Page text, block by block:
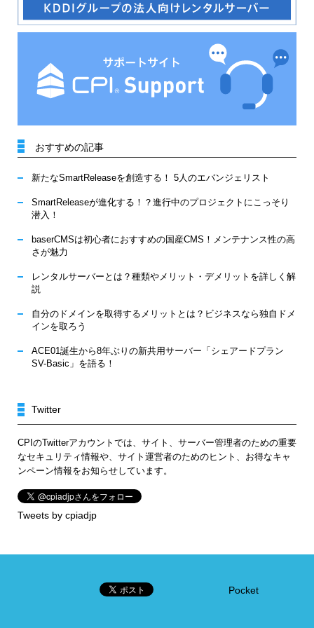
おすすめの記事
新たなSmartReleaseを創造する！ 5人のエバンジェリスト
SmartReleaseが進化する！？進行中のプロジェクトにこっそり
潜入！
baserCMSは初心者におすすめの国産CMS！メンテナンス性の高
さが魅力
レンタルサーバーとは？種類やメリット・デメリットを詳しく解
説
自分のドメインを取得するメリットとは？ビジネスなら独自ドメ
インを取ろう
ACE01誕生から8年ぶりの新共用サーバー「シェアードプラン
SV-Basic」を語る！
Twitter
CPIのTwitterアカウントでは、サイト、サーバー管理者のための重要
なセキュリティ情報や、サイト運営者のためのヒント、お得なキャ
ンペーン情報をお知らせしています。
Tweets by cpiadjp
Pocket